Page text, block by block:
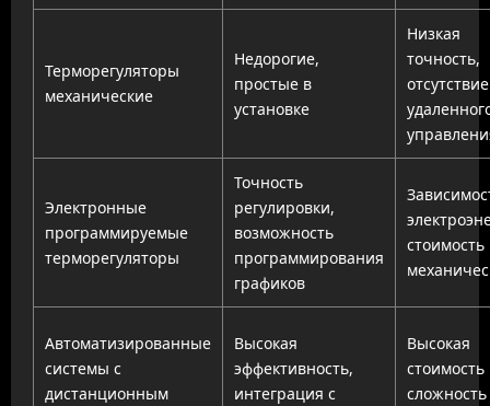
Терморегуляторы
механические
Недорогие,
простые в
установке
Низкая
точность,
отсутствие
Электронные
программируемые
терморегуляторы
Точность
регулировки,
возможность
программирования
графиков
Автоматизированные
системы с
дистанционным
Высокая
эффективность,
интеграция с
Высокая
стоимость
сложность